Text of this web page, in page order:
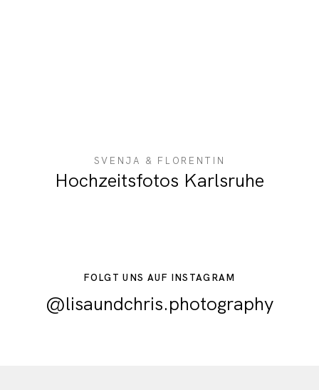
SVENJA & FLORENTIN
Hochzeitsfotos Karlsruhe
FOLGT UNS AUF INSTAGRAM
@lisaundchris.photography